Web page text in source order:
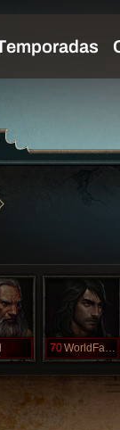
70 WorldFarmer